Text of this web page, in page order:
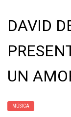
DAVID
UN
MÚSICA